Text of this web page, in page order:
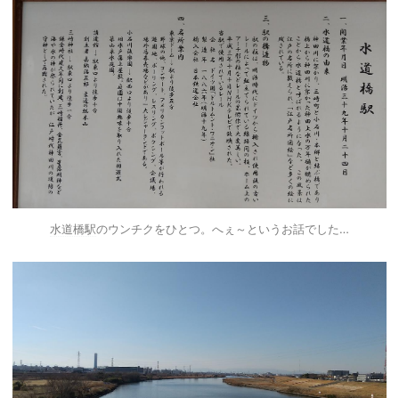
水道橋駅のウンチクをひとつ。へぇ～というお話でした…